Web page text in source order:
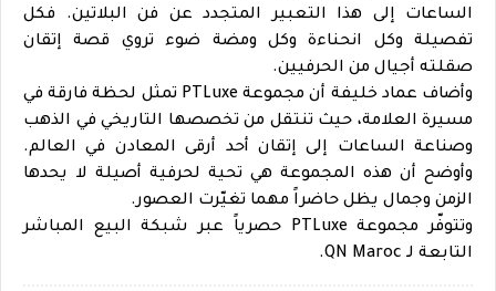
الساعات إلى هذا التعبير المتجدد عن فن البلاتين. فكل
تفصيلة وكل انحناءة وكل ومضة ضوء تروي قصة إتقان
صقلته أجيال من الحرفيين.
وأضاف عماد خليفة أن مجموعة PTLuxe تمثل لحظة فارقة في
مسيرة العلامة، حيث تنتقل من تخصصها التاريخي في الذهب
وصناعة الساعات إلى إتقان أحد أرقى المعادن في العالم.
وأوضح أن هذه المجموعة هي تحية لحرفية أصيلة لا يحدها
الزمن وجمال يظل حاضراً مهما تغيّرت العصور.
وتتوفّر مجموعة PTLuxe حصرياً عبر شبكة البيع المباشر
التابعة لـ QN Maroc.